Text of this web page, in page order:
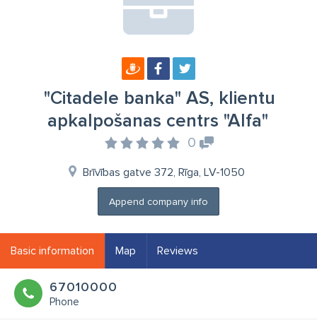
"Citadele banka" AS, klientu
apkalpošanas centrs "Alfa"
0
Brīvības gatve 372, Rīga, LV-1050
Append company info
Basic information Map Reviews
67010000
Phone